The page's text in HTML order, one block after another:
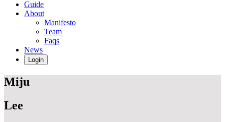
Guide
About
Manifesto
Team
Faqs
News
Login
Miju
Lee